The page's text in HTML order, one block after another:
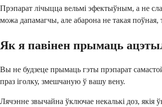
Прэпарат лічыцца вельмі эфектыўным, а не
можа дапамагчы, але абарона не такая поўная,
Як я павінен прымаць
Вы не будзеце прымаць гэты прэпарат
праз іголку, змешчаную ў вашу вену.
Лячэнне звычайна ўключае некалькі доз, якія